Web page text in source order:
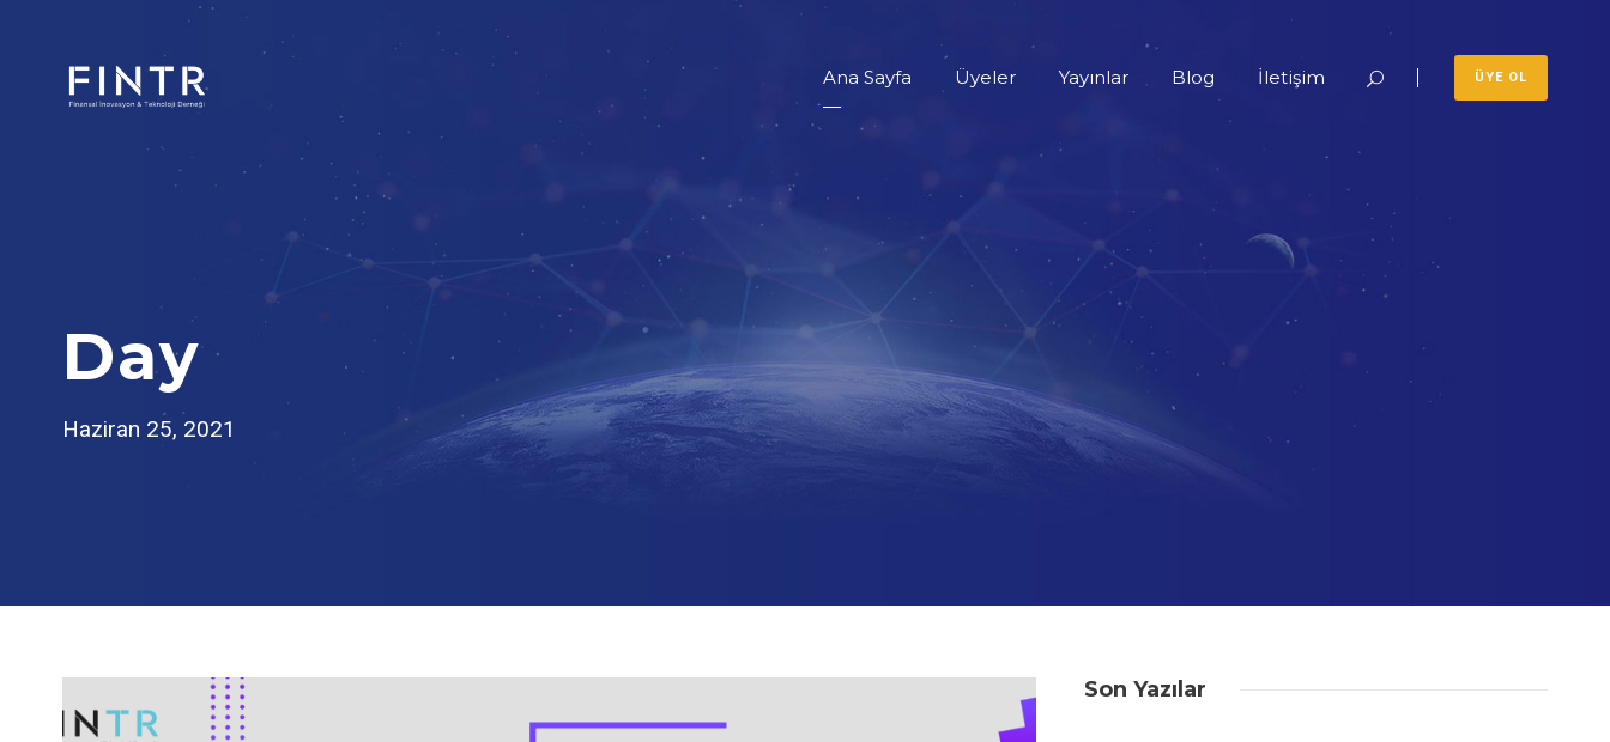
Ana Sayfa Üyeler Yayınlar Blog İletişim ÜYE OL
Day
Haziran 25, 2021
Son Yazılar